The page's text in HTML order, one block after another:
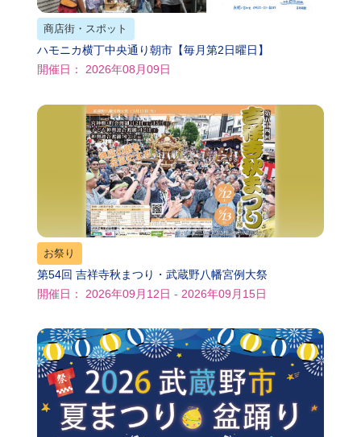
商店街・スポット
ハモニカ横丁中央通り朝市【毎月第2日曜日】
開催日： 2026年08月09日
お祭り
第54回 吉祥寺秋まつり・武蔵野八幡宮例大祭
開催日： 2026年09月12日 - 2026年09月15日